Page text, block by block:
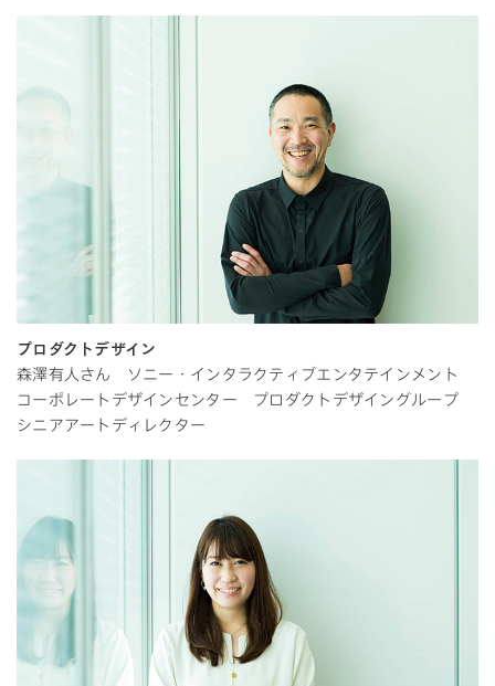
プロダクトデザイン
森澤有人さん ソニー・インタラクティブエンタテインメント
コーポレートデザインセンター プロダクトデザイングループ
シニアアートディレクター